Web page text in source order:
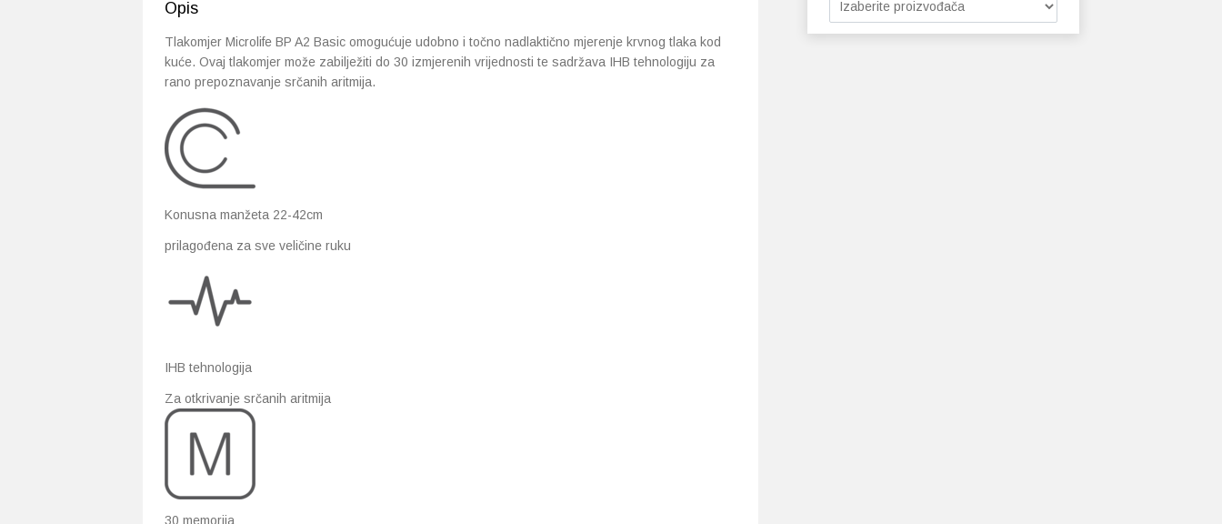
Opis
Tlakomjer Microlife BP A2 Basic omogućuje udobno i točno nadlaktično mjerenje krvnog tlaka kod
kuće. Ovaj tlakomjer može zabilježiti do 30 izmjerenih vrijednosti te sadržava IHB tehnologiju za
rano prepoznavanje srčanih aritmija.
Konusna manžeta 22-42cm
prilagođena za sve veličine ruku
IHB tehnologija
Za otkrivanje srčanih aritmija
30 memorija